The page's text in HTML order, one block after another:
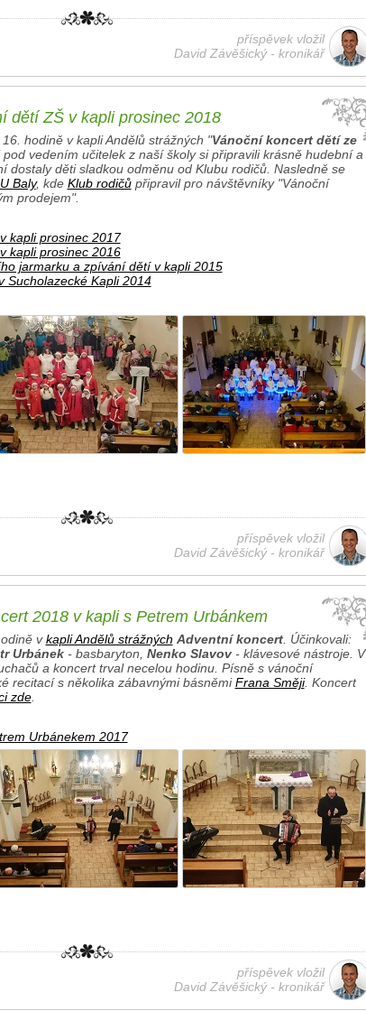
příspěvek vložil
David Závěšický - kronikář
dětí ZŠ v kapli prosinec 2018
hodině v kapli Andělů strážných "Vánoční koncert dětí ze
pod vedením učitelek z naší školy si připravili krásně hudební a
dostaly děti sladkou odměnu od Klubu rodičů. Nasledně se
Baly, kde Klub rodičůpřipravil pro návštěvníky "Vánoční
prodejem".
kapli prosinec 2017
kapli prosinec 2016
jarmarku a zpívání dětí v kapli 2015
Sucholazecké Kapli 2014
příspěvek vložil
David Závěšický - kronikář
2018 v kapli s Petrem Urbánkem
vkapli Andělů strážných Adventní koncert. Účinkovali:
Urbánek- basbaryton, Nenko Slavov- klávesové nástroje. V
a koncert trval necelou hodinu. Písně s vánoční
recitací s několika zábavnými básněmiFrana Směji. Koncert
zde.
Urbánekem 2017
příspěvek vložil
David Závěšický - kronikář